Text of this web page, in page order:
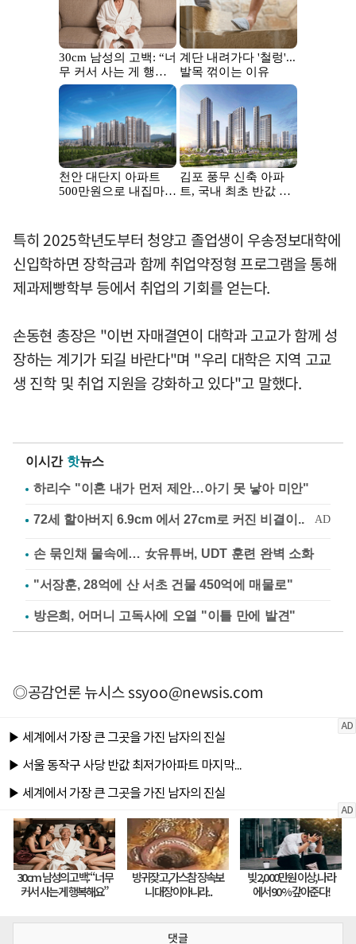
특히 2025학년도부터 청양고 졸업생이 우송정보대학에
신입학하면 장학금과 함께 취업약정형 프로그램을 통해
제과제빵학부 등에서 취업의 기회를 얻는다.
손동현 총장은 "이번 자매결연이 대학과 고교가 함께 성
장하는 계기가 되길 바란다"며 "우리 대학은 지역 고교
생 진학 및 취업 지원을 강화하고 있다"고 말했다.
이시간 핫뉴스
하리수 "이혼 내가 먼저 제안…아기 못 낳아 미안"
손 묶인채 물속에… 女유튜버, UDT 훈련 완벽 소화
"서장훈, 28억에 산 서초 건물 450억에 매물로"
방은희, 어머니 고독사에 오열 "이틀 만에 발견"
◎공감언론 뉴시스ssyoo@newsis.com
댓글